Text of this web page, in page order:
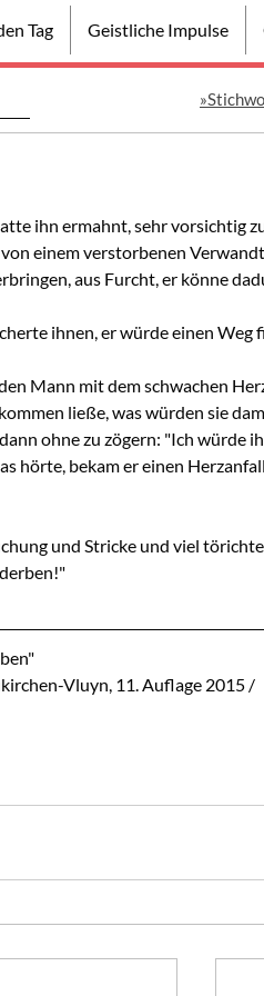
Tag Geistliche Impulse
ihn ermahnt, sehr vorsichtig
einem verstorbenen
aus Furcht, er könne
ihnen, er würde einen Weg
Mann mit dem schwachen
ließe, was würden sie
ohne zu zögern: "Ich würde
hörte, bekam er einen
und Stricke und viel
Vluyn, 11. Auflage 2015 /